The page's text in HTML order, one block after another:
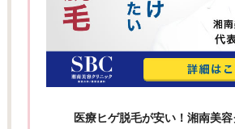
医療ヒゲ脱毛が安い！湘南美容